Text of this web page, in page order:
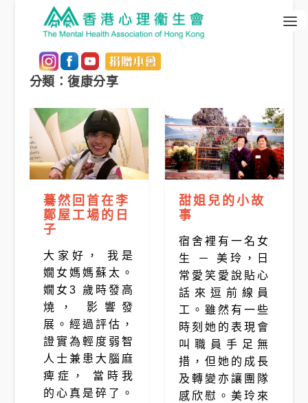
分類：復康分享
驀然回首在李
鄭屋工場的日
子
大家好， 我是
嫺女媽媽蘇太。
嫺女3 歲時發高
燒， 影響發
展。經過評估，
證實為輕度弱智
人士兼患大腦麻
痺症， 當時我
的心真是碎了。
甜姐兒的小故
事
宿舍裡有一名女
生 － 美玲，日
常愛笑愛說貼心
話來逗前線員
工。雖然有一些
時刻她的表現會
叫職員手足無
措，但她的成長
及轉變亦讓團隊
感欣慰。美玲來